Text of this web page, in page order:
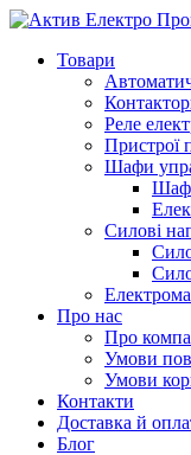
Товари
Реле
Пристрої
Шафи
Силові
Про нас
Про
Умови
Умови
Контакти
Доставка й
Блог